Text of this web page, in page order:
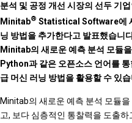
분석 및 공정 개선 시장의 선두 기
Minitab® Statistical Software에
닝 방법을 추가한다고 발표했습니
Minitab의 새로운 예측 분석 모듈
Python과 같은 오픈소스 언어를
급 머신 러닝 방법을 활용할 수 있
Minitab의 새로운 예측 분석 모듈
고, 보다 심층적인 통찰력을 도출